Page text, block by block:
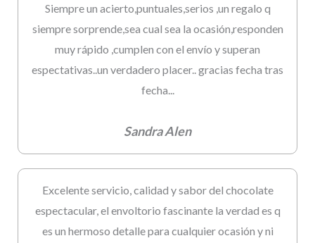
Siempre un acierto,puntuales,serios ,un regalo q
siempre sorprende,sea cual sea la ocasión,responden
muy rápido ,cumplen con el envío y superan
espectativas..un verdadero placer.. gracias fecha tras
fecha...
Sandra Alen
Excelente servicio, calidad y sabor del chocolate
espectacular, el envoltorio fascinante la verdad es q
es un hermoso detalle para cualquier ocasión y ni